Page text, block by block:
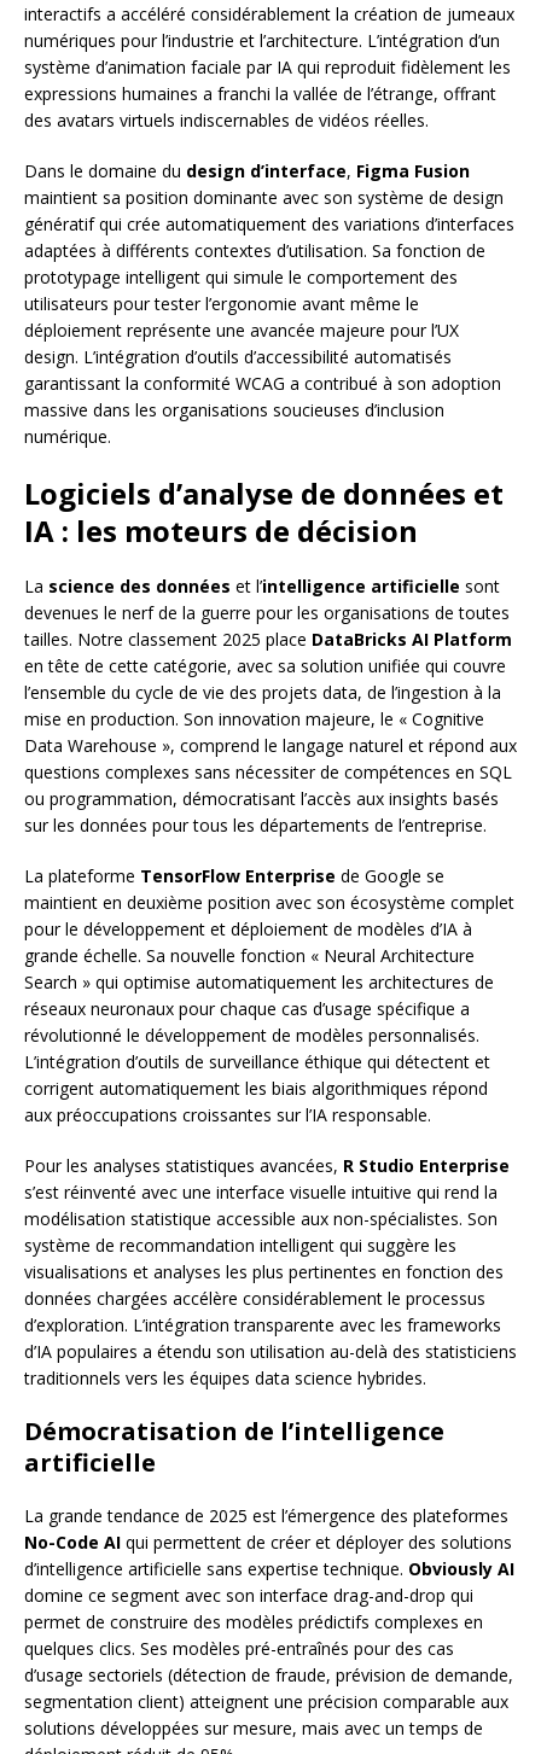
interactifs a accéléré considérablement la création de jumeaux
numériques pour l’industrie et l’architecture. L’intégration d’un
système d’animation faciale par IA qui reproduit fidèlement les
expressions humaines a franchi la vallée de l’étrange, offrant
des avatars virtuels indiscernables de vidéos réelles.
Dans le domaine du design d’interface, Figma Fusion
maintient sa position dominante avec son système de design
génératif qui crée automatiquement des variations d’interfaces
adaptées à différents contextes d’utilisation. Sa fonction de
prototypage intelligent qui simule le comportement des
utilisateurs pour tester l’ergonomie avant même le
déploiement représente une avancée majeure pour l’UX
design. L’intégration d’outils d’accessibilité automatisés
garantissant la conformité WCAG a contribué à son adoption
massive dans les organisations soucieuses d’inclusion
numérique.
Logiciels d’analyse de données et
IA : les moteurs de décision
La science des données et l’intelligence artificielle sont
devenues le nerf de la guerre pour les organisations de toutes
tailles. Notre classement 2025 place DataBricks AI Platform
en tête de cette catégorie, avec sa solution unifiée qui couvre
l’ensemble du cycle de vie des projets data, de l’ingestion à la
mise en production. Son innovation majeure, le « Cognitive
Data Warehouse », comprend le langage naturel et répond aux
questions complexes sans nécessiter de compétences en SQL
ou programmation, démocratisant l’accès aux insights basés
sur les données pour tous les départements de l’entreprise.
La plateforme TensorFlow Enterprise de Google se
maintient en deuxième position avec son écosystème complet
pour le développement et déploiement de modèles d’IA à
grande échelle. Sa nouvelle fonction « Neural Architecture
Search » qui optimise automatiquement les architectures de
réseaux neuronaux pour chaque cas d’usage spécifique a
révolutionné le développement de modèles personnalisés.
L’intégration d’outils de surveillance éthique qui détectent et
corrigent automatiquement les biais algorithmiques répond
aux préoccupations croissantes sur l’IA responsable.
Pour les analyses statistiques avancées, R Studio Enterprise
s’est réinventé avec une interface visuelle intuitive qui rend la
modélisation statistique accessible aux non-spécialistes. Son
système de recommandation intelligent qui suggère les
visualisations et analyses les plus pertinentes en fonction des
données chargées accélère considérablement le processus
d’exploration. L’intégration transparente avec les frameworks
d’IA populaires a étendu son utilisation au-delà des statisticiens
traditionnels vers les équipes data science hybrides.
Démocratisation de l’intelligence
artificielle
La grande tendance de 2025 est l’émergence des plateformes
No-Code AI qui permettent de créer et déployer des solutions
d’intelligence artificielle sans expertise technique. Obviously AI
domine ce segment avec son interface drag-and-drop qui
permet de construire des modèles prédictifs complexes en
quelques clics. Ses modèles pré-entraînés pour des cas
d’usage sectoriels (détection de fraude, prévision de demande,
segmentation client) atteignent une précision comparable aux
solutions développées sur mesure, mais avec un temps de